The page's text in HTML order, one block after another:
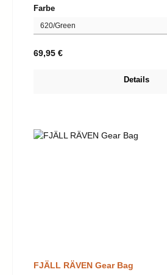
Farbeauswählen
Regulärer Preis:
69,95 €
Details
FJÄLL RÄVEN Gear Bag